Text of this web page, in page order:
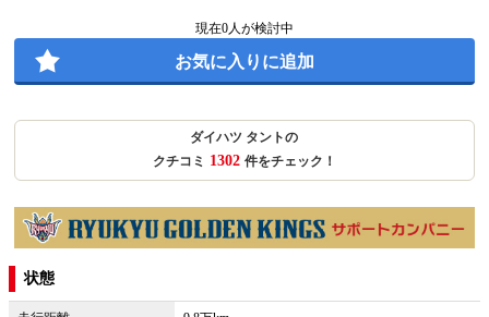
現在0人が検討中
お気に入りに追加
ダイハツ タントの
クチコミ 1302 件をチェック！
状態